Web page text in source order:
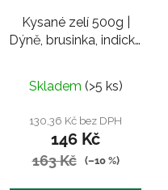
Kysané zelí 500g |
Dýně, brusinka, indické
hodnocení
produktu
je
5,0
Skladem (>5 ks)
130,36 Kč bez DPH
146 Kč
163 Kč (–10 %)